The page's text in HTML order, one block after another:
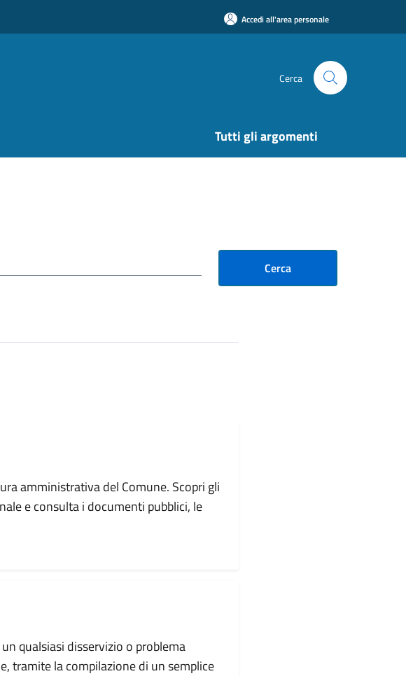
Accedi all'area personale
Cerca
Tutti gli argomenti
Cerca
amministrativa del Comune. Scopri gli
e consulta i documenti pubblici, le
qualsiasi disservizio o problema
tramite la compilazione di un semplice